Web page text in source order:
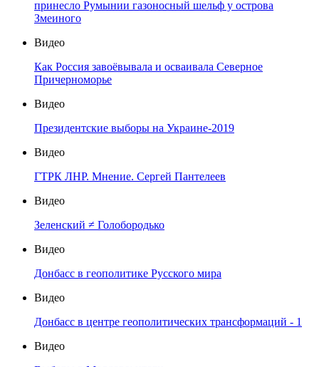
принесло Румынии газоносный шельф у острова
Змеиного
Видео
Как Россия завоёвывала и осваивала Северное
Причерноморье
Видео
Президентские выборы на Украине-2019
Видео
ГТРК ЛНР. Мнение. Сергей Пантелеев
Видео
Зеленский ≠ Голобородько
Видео
Донбасс в геополитике Русского мира
Видео
Донбасс в центре геополитических трансформаций - 1
Видео